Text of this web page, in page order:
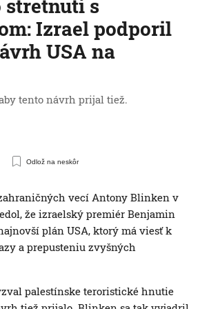
stretnutí s
Izrael podporil
USA na
tento návrh prijal tiež.
Odlož na neskôr
vecí Antony Blinken v
že izraelský premiér Benjamin
plán USA, ktorý má viesť k
a prepusteniu zvyšných
palestínske teroristické hnutie